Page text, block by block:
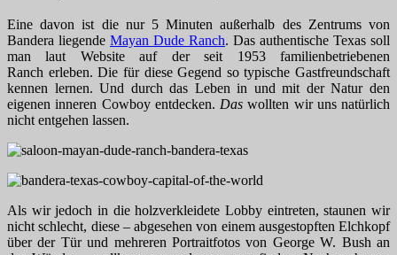
Eine davon ist die nur 5 Minuten außerhalb des Zentrums von
Bandera liegende Mayan Dude Ranch. Das authentische Texas soll
man laut Website auf der seit 1953 familienbetriebenen
Ranch erleben. Die für diese Gegend so typische Gastfreundschaft
kennen lernen. Und durch das Leben in und mit der Natur den
eigenen inneren Cowboy entdecken. Das wollten wir uns natürlich
nicht entgehen lassen.
Als wir jedoch in die holzverkleidete Lobby eintreten, staunen wir
nicht schlecht, diese – abgesehen von einem ausgestopften Elchkopf
über der Tür und mehreren Portraitfotos von George W. Bush an